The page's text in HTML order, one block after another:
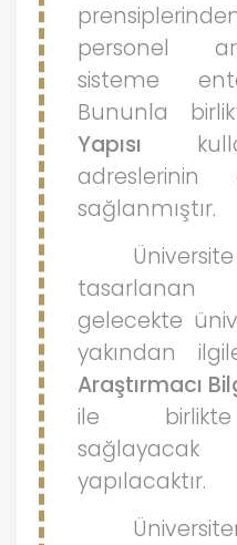
personel
sisteme
Bununla
Yapısı
adreslerinin
sağlanmıştır.
gelecekte
yakından
Araştırmacı
ile birlikte
yapılacaktır.